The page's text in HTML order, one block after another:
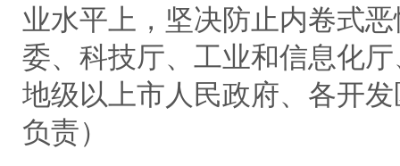
业水平上，坚决防止内卷式
委、科技厅、工业和信息化
地级以上市人民政府、各开
负责）